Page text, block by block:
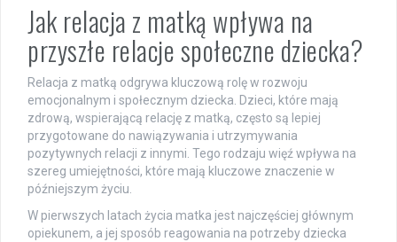
Jak relacja z matką wpływa na
przyszłe relacje społeczne dziecka?
Relacja z matką odgrywa kluczową rolę w rozwoju
emocjonalnym i społecznym dziecka. Dzieci, które mają
zdrową, wspierającą relację z matką, często są lepiej
przygotowane do nawiązywania i utrzymywania
pozytywnych relacji z innymi. Tego rodzaju więź wpływa na
szereg umiejętności, które mają kluczowe znaczenie w
późniejszym życiu.
W pierwszych latach życia matka jest najczęściej głównym
opiekunem, a jej sposób reagowania na potrzeby dziecka